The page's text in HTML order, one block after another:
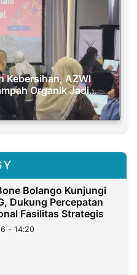
Kebersihan, AZWI
Organik Jadi
Bolango Kunjungi
Dukung Percepatan
Fasilitas Strategis
- 14:20